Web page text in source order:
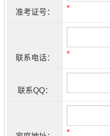
准考证号： *
联系电话： *
联系QQ：
*